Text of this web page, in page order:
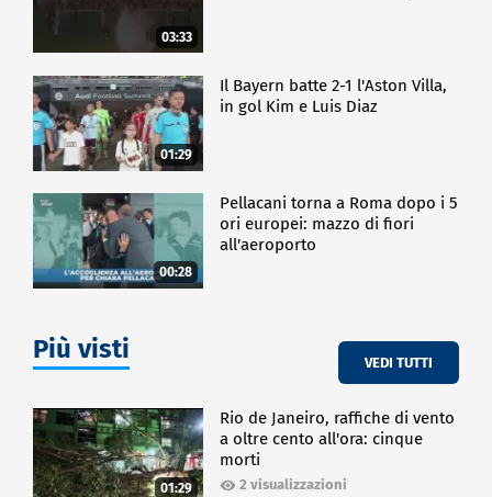
03:33
01:29
Il Bayern batte 2-1 l'Aston Villa,
in gol Kim e Luis Diaz
00:28
Pellacani torna a Roma dopo i 5
ori europei: mazzo di fiori
all'aeroporto
Più visti VEDI TUTTI
01:29
Rio de Janeiro, raffiche di vento
a oltre cento all'ora: cinque
morti
2 visualizzazioni